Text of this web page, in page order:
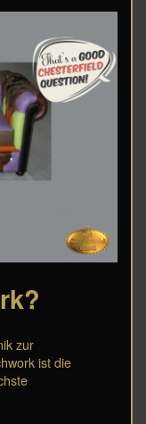
zur
ist die